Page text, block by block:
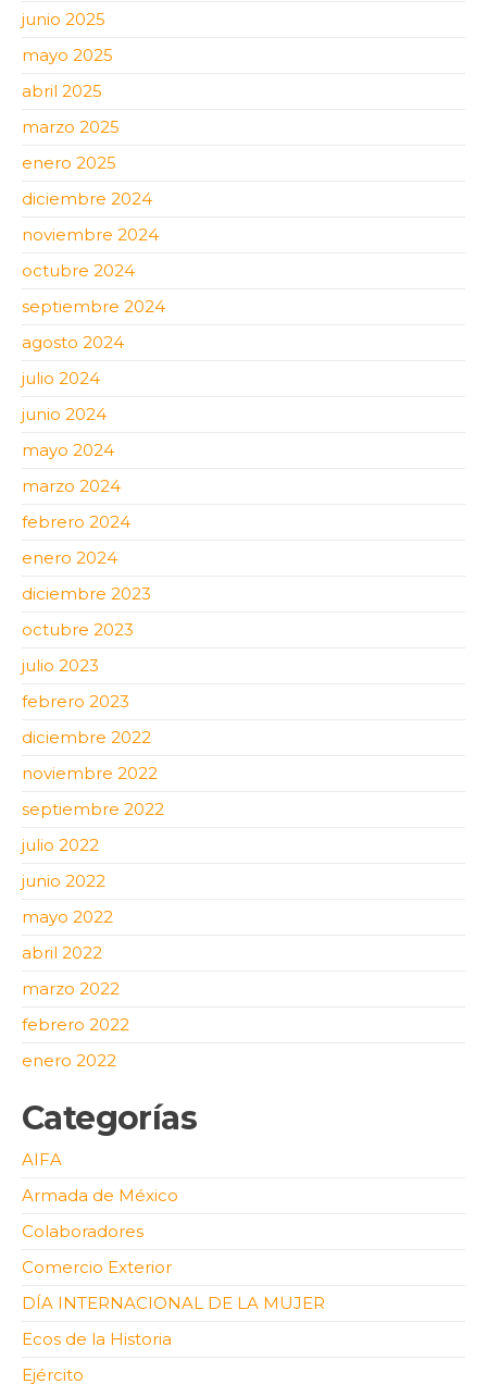
junio 2025
mayo 2025
abril 2025
marzo 2025
enero 2025
diciembre 2024
noviembre 2024
octubre 2024
septiembre 2024
agosto 2024
julio 2024
junio 2024
mayo 2024
marzo 2024
febrero 2024
enero 2024
diciembre 2023
octubre 2023
julio 2023
febrero 2023
diciembre 2022
noviembre 2022
septiembre 2022
julio 2022
junio 2022
mayo 2022
abril 2022
marzo 2022
febrero 2022
enero 2022
Categorías
AIFA
Armada de México
Colaboradores
Comercio Exterior
DÍA INTERNACIONAL DE LA MUJER
Ecos de la Historia
Ejército